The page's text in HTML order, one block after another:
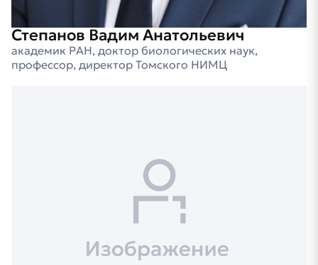
Степанов Вадим Анатольевич
академик РАН, доктор биологических наук,
профессор, директор Томского НИМЦ